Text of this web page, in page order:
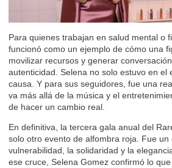
Para quienes trabajan en salud mental o
funcionó como un ejemplo de cómo una
movilizar recursos y generar
autenticidad. Selena no solo estuvo en el
causa. Y para sus seguidores, fue una
va más allá de la música y el
de hacer un cambio real.
En definitiva, la tercera gala anual del
solo otro evento de alfombra roja. Fue un
vulnerabilidad, la solidaridad y la
ese cruce, Selena Gomez confirmó lo